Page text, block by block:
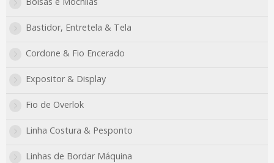
Bastidor, Entretela & Tela
Cordone & Fio Encerado
Expositor & Display
Fio de Overlok
Linha Costura & Pesponto
Linhas de Bordar Máquina